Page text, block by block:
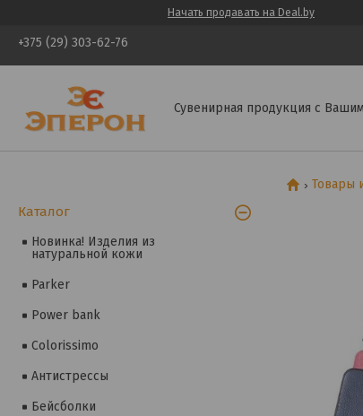
Начать продавать на Deal.by
+375 (29) 303-62-76
Сувенирная продукция с
Товары
Каталог
Новинка! Изделия из
натуральной кожи
Parker
Power bank
Colorissimo
Антистрессы
Бейсболки